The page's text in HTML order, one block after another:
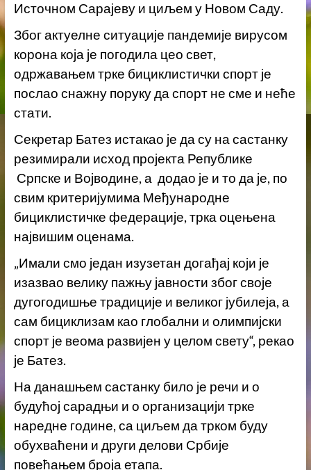
Источном Сарајеву и циљем у Новом Саду.
Због актуелне ситуације пандемије вирусом
корона која је погодила цео свет,
одржавањем трке бициклистички спорт је
послао снажну поруку да спорт не сме и неће
стати.
Секретар Батез истакао је да су на састанку
резимирали исход пројекта Републике
Српске и Војводине, а додао је и то да је, по
свим критеријумима Међународне
бициклистичке федерације, трка оцењена
највишим оценама.
„Имали смо један изузетан догађај који је
изазвао велику пажњу јавности због своје
дугогодишње традиције и великог јубилеја, а
сам бициклизам као глобални и олимпијски
спорт је веома развијен у целом свету“, рекао
је Батез.
На данашњем састанку било је речи и о
будућој сарадњи и о организацији трке
наредне године, са циљем да трком буду
обухваћени и други делови Србије
повећањем броја етапа.